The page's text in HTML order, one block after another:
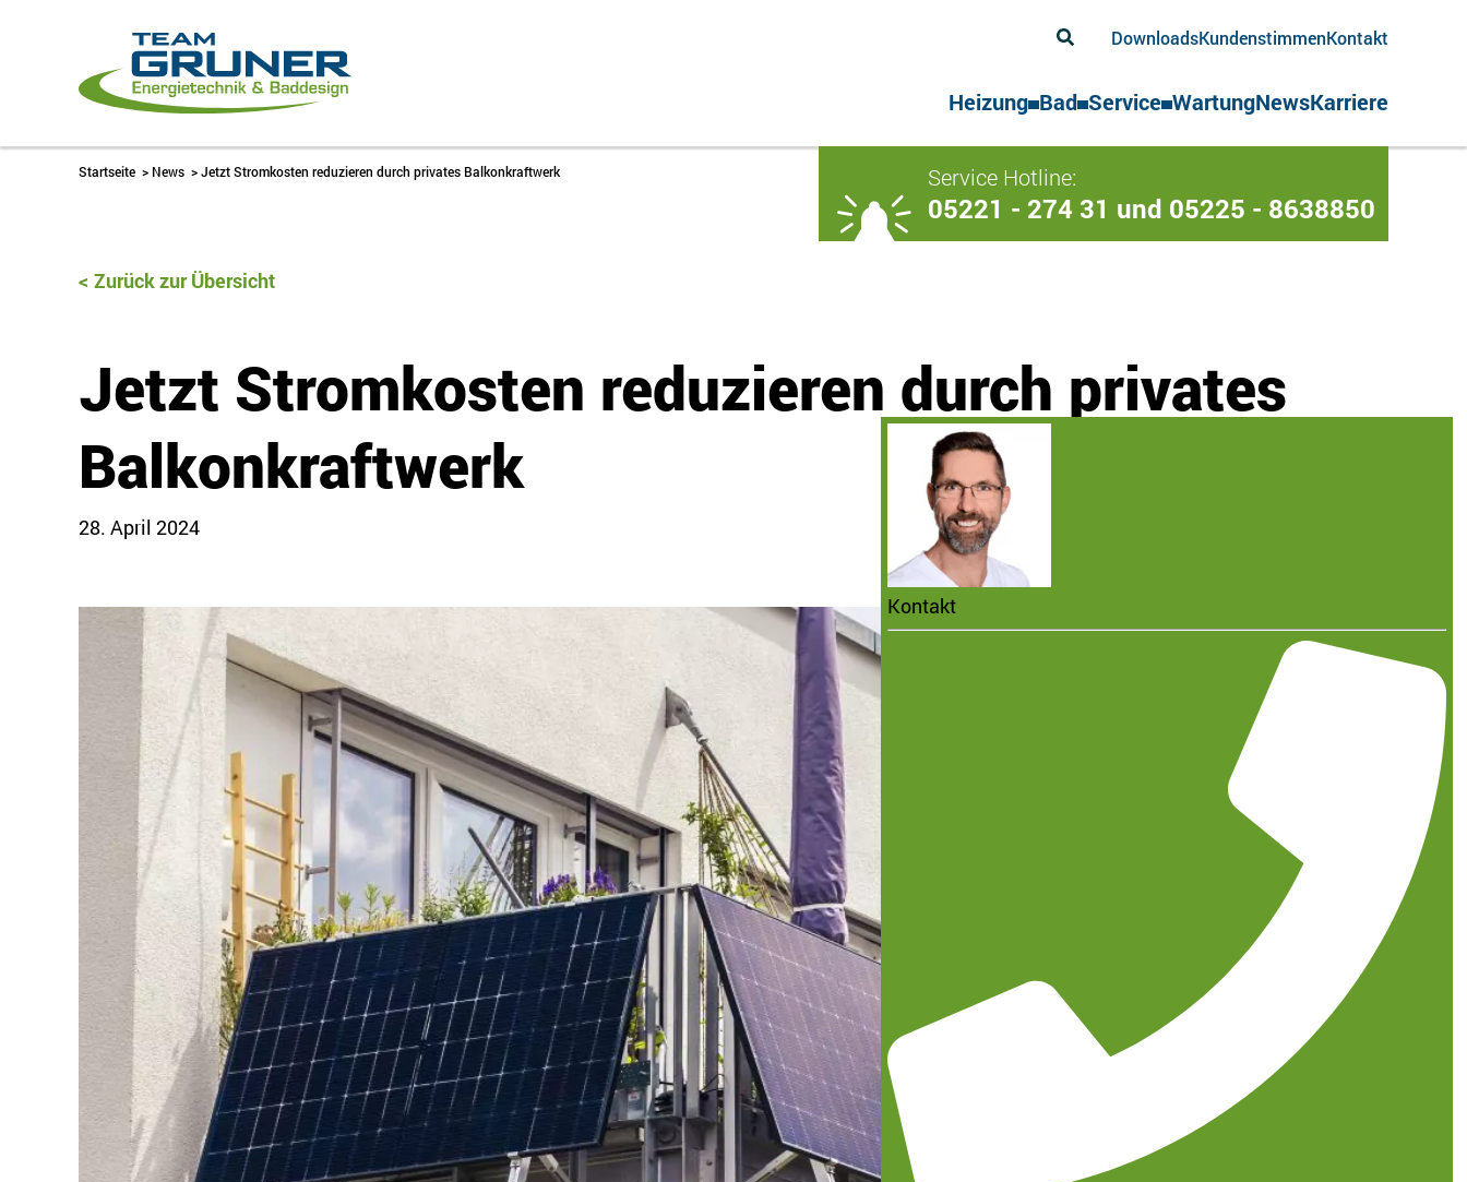
Kontakt
Service Hotline:
05221 - 274 31 und 05225 - 8638850
DownloadsKundenstimmenKontakt
Heizung Bad Service WartungNewsKarriere
Startseite > News >Jetzt Stromkosten reduzieren durch privates Balkonkraftwerk
Zurück zur Übersicht
Jetzt Stromkosten reduzieren durch privates
Balkonkraftwerk
28. April 2024